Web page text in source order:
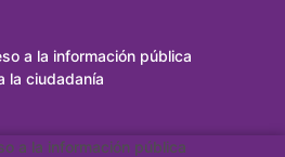
a la información pública
la ciudadanía
a la información pública